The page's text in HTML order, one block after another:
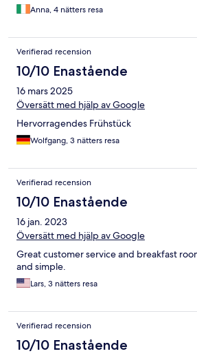
Anna, 4 nätters resa
Verifierad recension
10/10 Enastående
16 mars 2025
Översätt med hjälp av Google
Hervorragendes Frühstück
Wolfgang, 3 nätters resa
Verifierad recension
10/10 Enastående
16 jan. 2023
Översätt med hjälp av Google
Great customer service and breakfast
and simple.
Lars, 3 nätters resa
Verifierad recension
10/10 Enastående